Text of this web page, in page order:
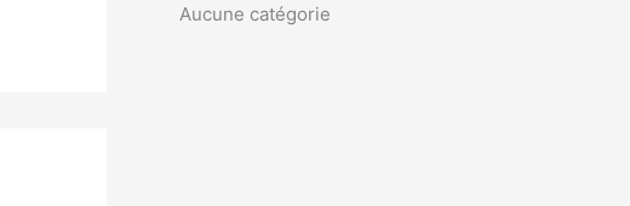
Aucune catégorie